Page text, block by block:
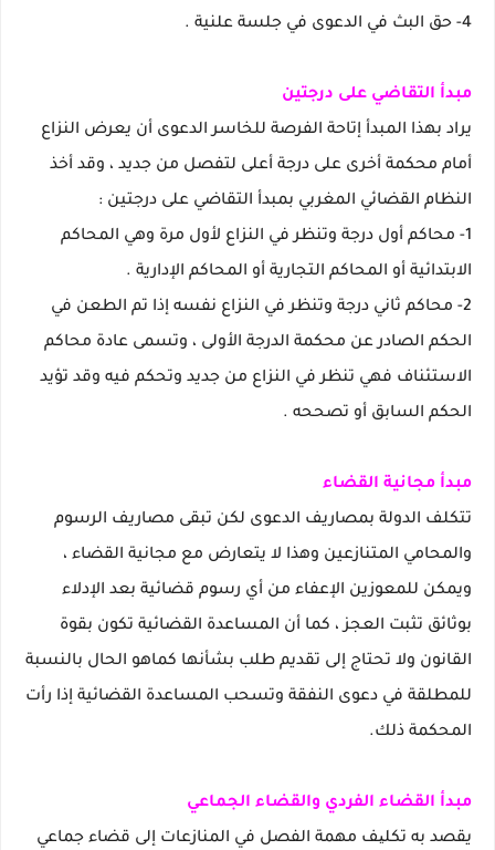
4- حق البث في الدعوى في جلسة علنية .
مبدأ التقاضي على درجتين
يراد بهذا المبدأ إتاحة الفرصة للخاسر الدعوى أن يعرض النزاع
أمام محكمة أخرى على درجة أعلى لتفصل من جديد ، وقد أخذ
النظام القضائي المغربي بمبدأ التقاضي على درجتين :
1- محاكم أول درجة وتنظر في النزاع لأول مرة وهي المحاكم
الابتدائية أو المحاكم التجارية أو المحاكم الإدارية .
2- محاكم ثاني درجة وتنظر في النزاع نفسه إذا تم الطعن في
الحكم الصادر عن محكمة الدرجة الأولى ، وتسمى عادة محاكم
الاستئناف فهي تنظر في النزاع من جديد وتحكم فيه وقد تؤيد
الحكم السابق أو تصححه .
مبدأ مجانية القضاء
تتكلف الدولة بمصاريف الدعوى لكن تبقى مصاريف الرسوم
والمحامي المتنازعين وهذا لا يتعارض مع مجانية القضاء ،
ويمكن للمعوزين الإعفاء من أي رسوم قضائية بعد الإدلاء
بوثائق تثبت العجز ، كما أن المساعدة القضائية تكون بقوة
القانون ولا تحتاج إلى تقديم طلب بشأنها كماهو الحال بالنسبة
للمطلقة في دعوى النفقة وتسحب المساعدة القضائية إذا رأت
المحكمة ذلك.
مبدأ القضاء الفردي والقضاء الجماعي
يقصد به تكلیف مهمة الفصل في المنازعات إلى قضاء جماعي